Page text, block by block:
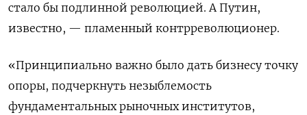
стало бы подлинной революцией. А Путин,
известно, — пламенный контрреволюционер.
«Принципиально важно было дать бизнесу точку
опоры, подчеркнуть незыблемость
фундаментальных рыночных институтов,